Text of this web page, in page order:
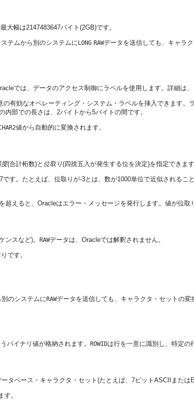
最大幅は2147483647バイト(2GB)です。
テムから別のシステムに LONG RAWデータを送信しても、キャラ
では、データのアクセス制御にラベルを使用します。詳細は、
の有効なオペレーティング・システム・ラベルを挿入できます
内部での長さは、2バイトから5バイトの間です。
値から自動的に変換されます。
度(合計桁数)と 位取り(四捨五入が発生する位を決定)を指定できます
。たとえば、位取りが-3とは、数が1000単位で近似されるこ
えると、Oracleはエラー・メッセージを発行します。値が位取
ンスなど)。 RAWデータは、Oracleでは解釈されません。
です。
のシステムにRAWデータを送信しても、キャラクタ・セットの
バイナリ値が格納されます。 ROWIDは行を一意に識別し、特定の
ベース・キャラクタ・セット(たとえば、7ビットASCIIまたは
。